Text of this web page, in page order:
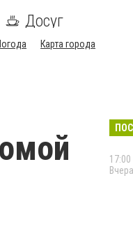
Досуг
Карта города
17:00
Вчера